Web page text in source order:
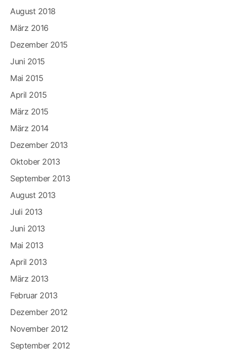
August 2018
März 2016
Dezember 2015
Juni 2015
Mai 2015
April 2015
März 2015
März 2014
Dezember 2013
Oktober 2013
September 2013
August 2013
Juli 2013
Juni 2013
Mai 2013
April 2013
März 2013
Februar 2013
Dezember 2012
November 2012
September 2012